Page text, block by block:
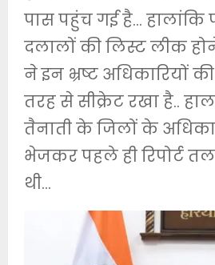
पास पहुंच गई है… हालांकि
दलालों की लिस्ट लीक
ने इन भ्रष्ट अधिकारियों
तरह से सीक्रेट रखा है..
तैनाती के जिलों के
भेजकर पहले ही रिपोर्ट
थी…